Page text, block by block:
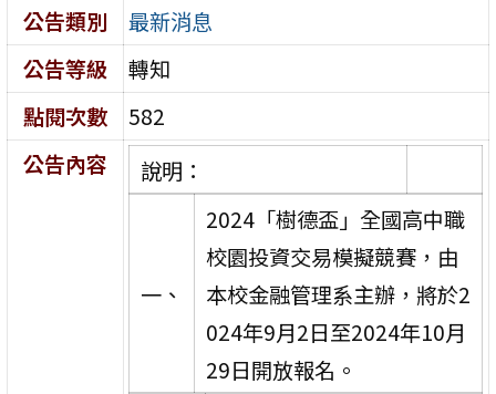
公告類別
最新消息
公告等級
轉知
點閱次數
582
公告內容
說明：
一、
2024「樹德盃」全國高中職
校園投資交易模擬競賽，由
本校金融管理系主辦，將於2
024年9月2日至2024年10月
29日開放報名。